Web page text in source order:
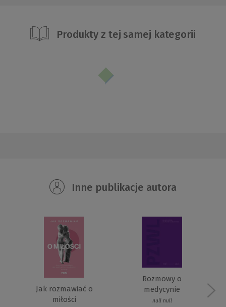
Produkty z tej samej kategorii
Inne publikacje autora
Jak rozmawiać o
miłości
Rozmowy o
medycynie
null null